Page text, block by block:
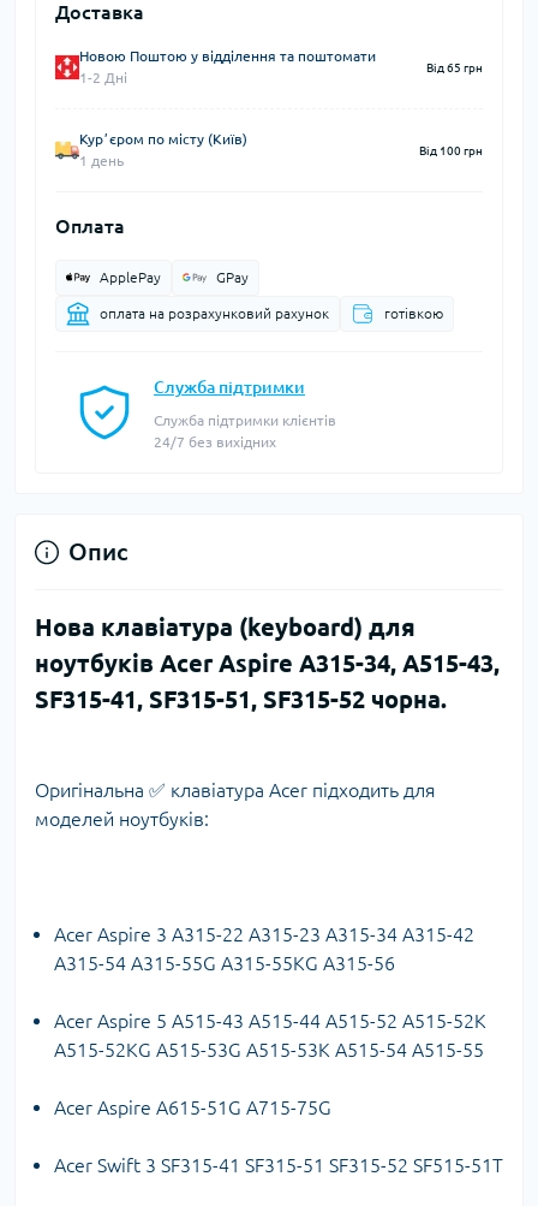
Доставка
Новою Поштою у відділення та поштомати
1-2 Дні
Від 65 грн
Курʼєром по місту (Київ)
1 день
Від 100 грн
Оплата
ApplePay GPay
оплата на розрахунковий рахунок готівкою
Служба підтримки
Служба підтримки клієнтів
24/7 без вихідних
Опис
Нова клавіатура (keyboard) для
ноутбуків Acer Aspire A315-34, A515-43,
SF315-41, SF315-51, SF315-52 чорна.
Оригінальна ✅ клавіатура Acer підходить для
моделей ноутбуків:
Acer Aspire 3 A315-22 A315-23 A315-34 A315-42
A315-54 A315-55G A315-55KG A315-56
Acer Aspire 5 A515-43 A515-44 A515-52 A515-52K
A515-52KG A515-53G A515-53K A515-54 A515-55
Acer Aspire A615-51G A715-75G
Acer Swift 3 SF315-41 SF315-51 SF315-52 SF515-51T